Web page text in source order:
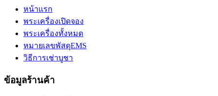
หน้าแรก
พระเครื่องเปิดจอง
พระเครื่องทั้งหมด
หมายเลขพัสดุEMS
วิธีการเช่าบูชา
ข้อมูลร้านค้า